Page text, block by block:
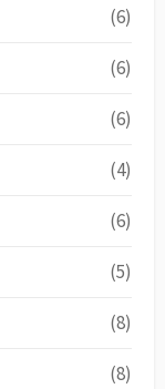
(6)
(6)
(6)
(4)
(6)
(5)
(8)
(8)